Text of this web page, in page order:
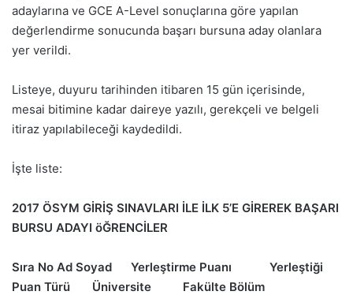
adaylarına ve GCE A-Level sonuçlarına göre yapılan
değerlendirme sonucunda başarı bursuna aday olanlara
yer verildi.
Listeye, duyuru tarihinden itibaren 15 gün içerisinde,
mesai bitimine kadar daireye yazılı, gerekçeli ve belgeli
itiraz yapılabileceği kaydedildi.
İşte liste:
2017 ÖSYM GİRİŞ SINAVLARI İLE İLK 5’E GİREREK BAŞARI
BURSU ADAYI öĞRENCİLER
Sıra No Ad Soyad Yerleştirme Puanı Yerleştiği
Puan Türü Üniversite Fakülte Bölüm